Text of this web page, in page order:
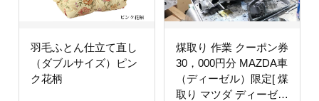
羽毛ふとん仕立て直し
（ダブルサイズ）ピン
ク花柄
煤取り 作業 クーポン券
30，000円分 MAZDA車
（ディーゼル）限定[ 煤
取り マツダ ディーゼル